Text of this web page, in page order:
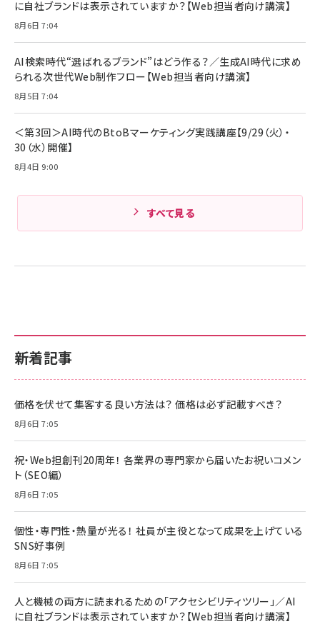
新着記事
価格を伏せて集客する良い方法は？ 価格は必ず記載すべき？
8月6日 7:05
祝・Web担創刊20周年！ 各業界の専門家から届いたお祝いコメン
ト（SEO編）
8月6日 7:05
個性・専門性・熱量が光る！ 社員が主役となって成果を上げている
SNS好事例
8月6日 7:05
人と機械の両方に読まれるための「アクセシビリティツリー」／AI
に自社ブランドは表示されていますか？【Web担当者向け講演】
に自社ブランドは表示されていますか？【Web担当者向け講演】
8月6日 7:04
AI検索時代“選ばれるブランド”はどう作る？／生成AI時代に求め
られる次世代Web制作フロー【Web担当者向け講演】
8月5日 7:04
＜第3回＞AI時代のBtoBマーケティング実践講座【9/29（火）・
30（水）開催】
8月4日 9:00
すべて見る